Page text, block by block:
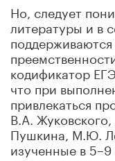
Но, следует
литературы и в
кодификатор
что при
привлекаться
В.А.
Пушкина, М.Ю.
изученные в